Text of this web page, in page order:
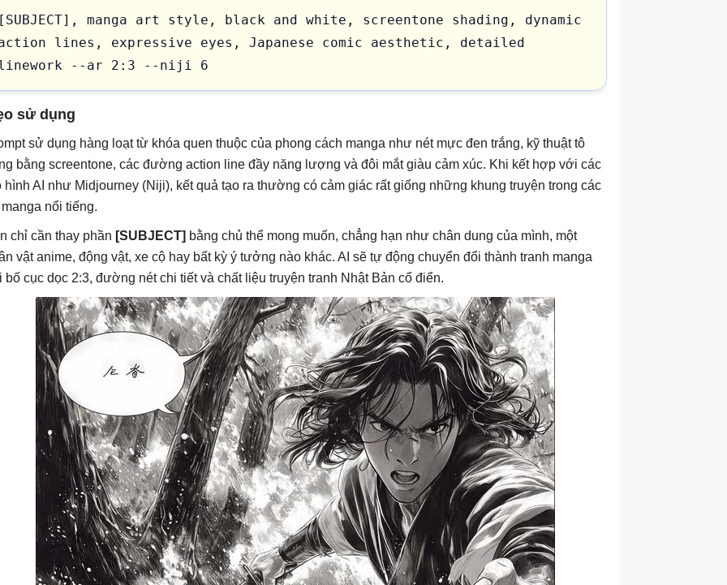
manga art style, black and white, screentone shading, dynamic
lines, expressive eyes, Japanese comic aesthetic, detailed
--ar 2:3 --niji 6
sử dụng
sử dụng hàng loạt từ khóa quen thuộc của phong cách manga như nét mực đen trắng, kỹ thuật tô
bằng screentone, các đường action line đầy năng lượng và đôi mắt giàu cảm xúc. Khi kết hợp với các
hình AI như Midjourney (Niji), kết quả tạo ra thường có cảm giác rất giống những khung truyện trong các
nổi tiếng.
chỉ cần thay phần [SUBJECT] bằng chủ thể mong muốn, chẳng hạn như chân dung của mình, một
vật anime, động vật, xe cộ hay bất kỳ ý tưởng nào khác. AI sẽ tự động chuyển đổi thành tranh manga
bố cục dọc 2:3, đường nét chi tiết và chất liệu truyện tranh Nhật Bản cổ điển.